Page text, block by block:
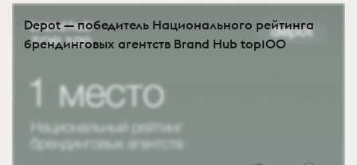
Depot — победитель Национального рейтинга
брендинговых агентств Brand Hub top100